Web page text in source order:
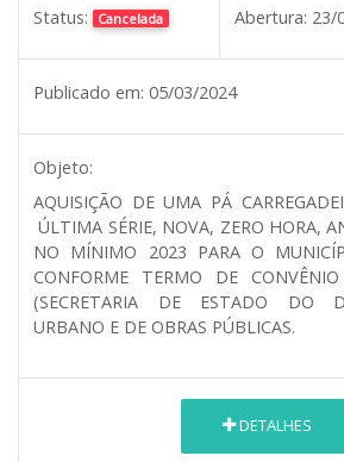
Status: Cancelada Abertura: 23/
Publicado em: 05/03/2024
Objeto:
AQUISIÇÃO DE UMA PÁ
ÚLTIMA SÉRIE, NOVA, ZERO HORA,
NO MÍNIMO 2023 PARA O
CONFORME TERMO DE
(SECRETARIA DE ESTADO DO
URBANO E DE OBRAS PÚBLICAS.
DETALHES